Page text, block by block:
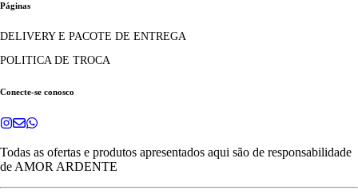
Páginas
DELIVERY E PACOTE DE ENTREGA
POLITICA DE TROCA
Conecte-se conosco
Todas as ofertas e produtos apresentados aqui são de responsabilidade
de AMOR ARDENTE